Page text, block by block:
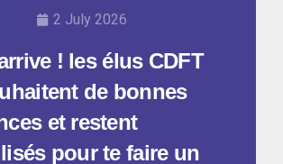
2 July 2026
! les élus CDFT
de bonnes
et restent
pour te faire un